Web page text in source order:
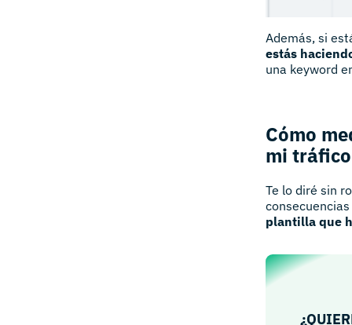
Además, si
estás
una keyword
Cómo
mi
Te lo diré sin
plantilla que